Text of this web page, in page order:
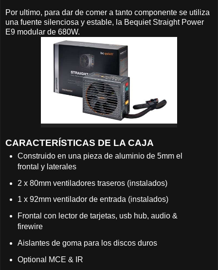
Por ultimo, para dar de comer a tanto componente se utiliza
una fuente silenciosa y estable, la Bequiet Straight Power
E9 modular de 680W.
CARACTERÍSTICAS DE LA CAJA
Construido en una pieza de aluminio de 5mm el
frontal y laterales
2 x 80mm ventiladores traseros (instalados)
1 x 92mm ventilador de entrada (instalados)
Frontal con lector de tarjetas, usb hub, audio &
firewire
Aislantes de goma para los discos duros
Optional MCE & IR